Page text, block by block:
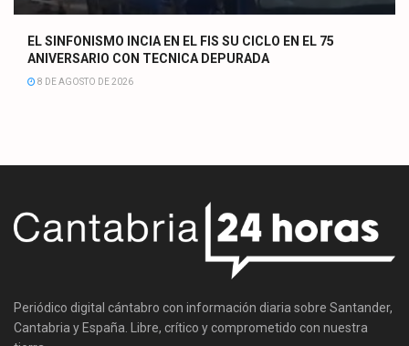
EL SINFONISMO INCIA EN EL FIS SU CICLO EN EL 75
ANIVERSARIO CON TECNICA DEPURADA
8 DE AGOSTO DE 2026
Periódico digital cántabro con información diaria sobre Santander,
Cantabria y España. Libre, crítico y comprometido con nuestra